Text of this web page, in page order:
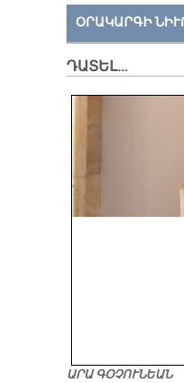
ՕՐԱԿԱՐԳԻ
ԴԱՏԵԼ…
ԱՐԱ ԳՕՉՈՒՆԵԱՆ